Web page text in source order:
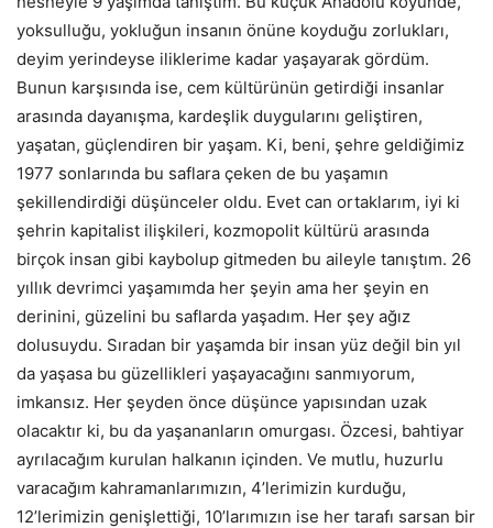
yoksulluğu, yokluğun insanın önüne koyduğu zorlukları,
deyim yerindeyse iliklerime kadar yaşayarak gördüm.
Bunun karşısında ise, cem kültürünün getirdiği insanlar
arasında dayanışma, kardeşlik duygularını geliştiren,
yaşatan, güçlendiren bir yaşam. Ki, beni, şehre geldiğimiz
1977 sonlarında bu saflara çeken de bu yaşamın
şekillendirdiği düşünceler oldu. Evet can ortaklarım, iyi ki
şehrin kapitalist ilişkileri, kozmopolit kültürü arasında
birçok insan gibi kaybolup gitmeden bu aileyle tanıştım. 26
yıllık devrimci yaşamımda her şeyin ama her şeyin en
derinini, güzelini bu saflarda yaşadım. Her şey ağız
dolusuydu. Sıradan bir yaşamda bir insan yüz değil bin yıl
da yaşasa bu güzellikleri yaşayacağını sanmıyorum,
imkansız. Her şeyden önce düşünce yapısından uzak
olacaktır ki, bu da yaşananların omurgası. Özcesi, bahtiyar
ayrılacağım kurulan halkanın içinden. Ve mutlu, huzurlu
varacağım kahramanlarımızın, 4’lerimizin kurduğu,
12’lerimizin genişlettiği, 10’larımızın ise her tarafı sarsan bir